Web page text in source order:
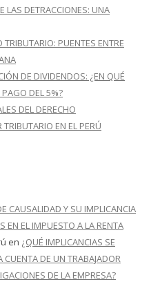
LAS DETRACCIONES: UNA
PUENTES ENTRE
DE DIVIDENDOS: ¿EN QUÉ
PAGO DEL 5%?
DEL DERECHO
EN EL PERÚ
CAUSALIDAD Y SU IMPLICANCIA
EN EL IMPUESTO A LA RENTA
en ¿QUÉ IMPLICANCIAS SE
DE UN TRABAJADOR
DE LA EMPRESA?